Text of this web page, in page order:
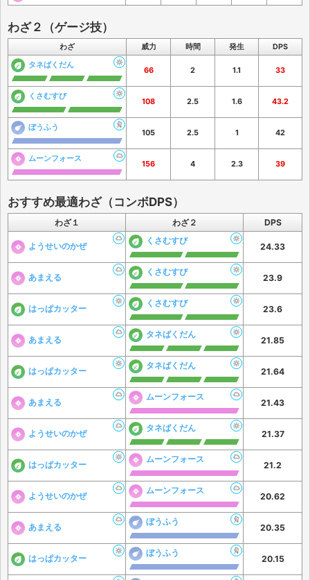
わざ２（ゲージ技）
わざ 威力 時間 発生
DPS
タネばくだん
66 2 1.1 33
くさむすび
108 2.5 1.6 43.2
ぼうふう
105 2.5 1 42
ムーンフォース
156 4 2.3 39
おすすめ最適わざ（コンボDPS）
わざ１ わざ２ DPS
ようせいのかぜ
くさむすび
24.33
あまえる
くさむすび
23.9
はっぱカッター
くさむすび
23.6
あまえる
タネばくだん
21.85
はっぱカッター
タネばくだん
21.64
あまえる
ムーンフォース
21.43
ようせいのかぜ
タネばくだん
21.37
はっぱカッター
ムーンフォース
21.2
ようせいのかぜ
ムーンフォース
20.62
あまえる
ぼうふう
20.35
はっぱカッター
ぼうふう
20.15